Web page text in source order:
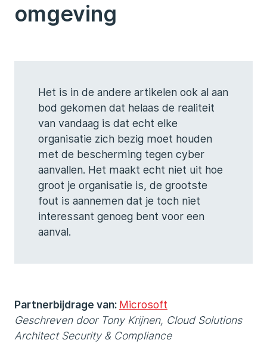
omgeving
Het is in de andere artikelen ook al aan
bod gekomen dat helaas de realiteit
van vandaag is dat echt elke
organisatie zich bezig moet houden
met de bescherming tegen cyber
aanvallen. Het maakt echt niet uit hoe
groot je organisatie is, de grootste
fout is aannemen dat je toch niet
interessant genoeg bent voor een
aanval.
Partnerbijdrage van: Microsoft
Geschreven door Tony Krijnen, Cloud Solutions
Architect Security & Compliance